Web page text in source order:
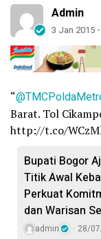
Admin
3 Jan 2015
“
Barat. Tol
http://t.co/
Bupati Bogor
Titik Awal
Perkuat
dan Warisan
admin 28/